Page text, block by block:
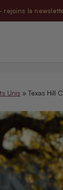
la
Unis » Texas Hill